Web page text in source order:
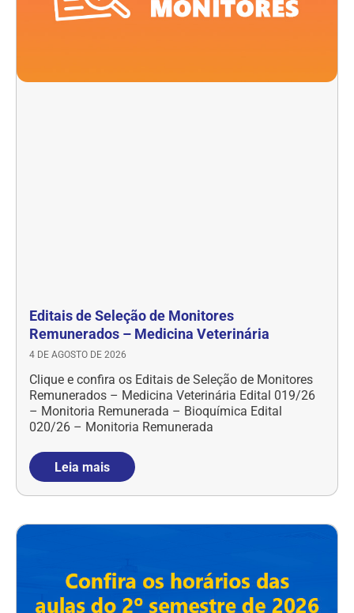
Editais de Seleção de Monitores
Remunerados – Medicina Veterinária
4 DE AGOSTO DE 2026
Clique e confira os Editais de Seleção de Monitores
Remunerados – Medicina Veterinária Edital 019/26
– Monitoria Remunerada – Bioquímica Edital
020/26 – Monitoria Remunerada
Leia mais